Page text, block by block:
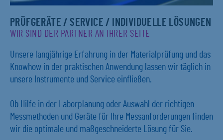
PRÜFGERÄTE / SERVICE / INDIVIDUELLE LÖSUNGEN
WIR SIND DER PARTNER AN IHRER SEITE
Unsere langjährige Erfahrung in der Materialprüfung und das
Knowhow in der praktischen Anwendung lassen wir täglich in
unsere Instrumente und Service einfließen.
Ob Hilfe in der Laborplanung oder Auswahl der richtigen
Messmethoden und Geräte für Ihre Messanforderungen finden
wir die optimale und maßgeschneiderte Lösung für Sie.